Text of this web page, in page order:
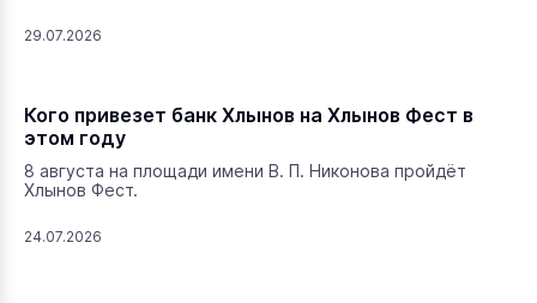
29.07.2026
Кого привезет банк Хлынов на Хлынов Фест в
этом году
8 августа на площади имени В. П. Никонова пройдёт
Хлынов Фест.
24.07.2026